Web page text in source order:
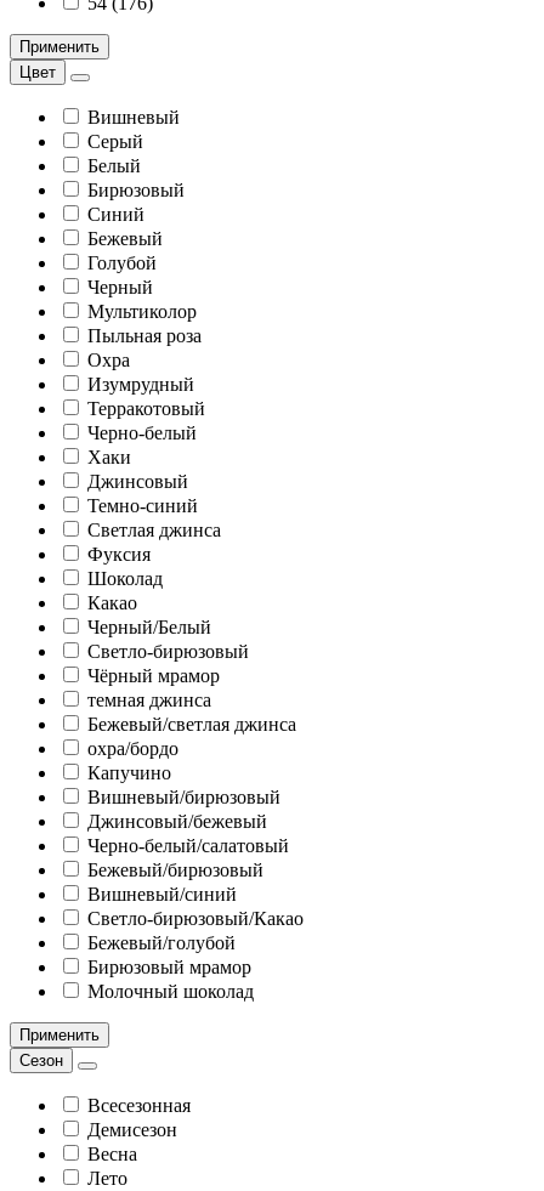
Применить
Цвет
Вишневый
Серый
Белый
Бирюзовый
Синий
Бежевый
Голубой
Черный
Мультиколор
Пыльная роза
Охра
Изумрудный
Терракотовый
Черно-белый
Хаки
Джинсовый
Темно-синий
Светлая джинса
Фуксия
Шоколад
Какао
Черный/Белый
Светло-бирюзовый
Чёрный мрамор
темная джинса
Бежевый/светлая джинса
охра/бордо
Капучино
Вишневый/бирюзовый
Джинсовый/бежевый
Черно-белый/салатовый
Бежевый/бирюзовый
Вишневый/синий
Светло-бирюзовый/Какао
Бежевый/голубой
Бирюзовый мрамор
Молочный шоколад
Применить
Сезон
Всесезонная
Демисезон
Весна
Лето